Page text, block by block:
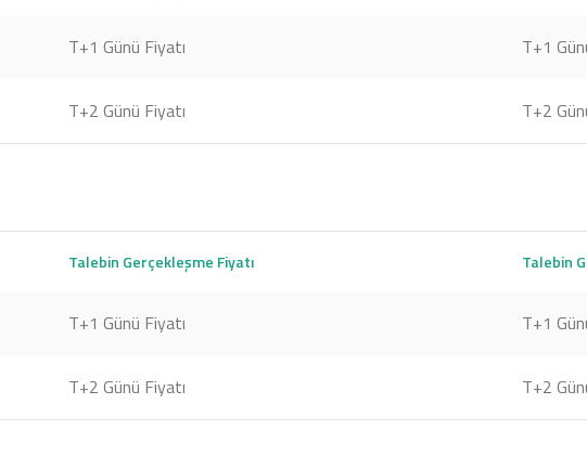
T+1 Günü Fiyatı T+1
T+2 Günü Fiyatı T+2
Talebin Gerçekleşme Fiyatı Talebin
T+1 Günü Fiyatı T+1
T+2 Günü Fiyatı T+2